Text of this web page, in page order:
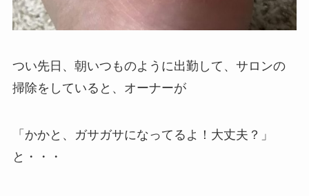
つい先日、朝いつものように出勤して、サロンの
掃除をしていると、オーナーが
「かかと、ガサガサになってるよ！大丈夫？」
と・・・